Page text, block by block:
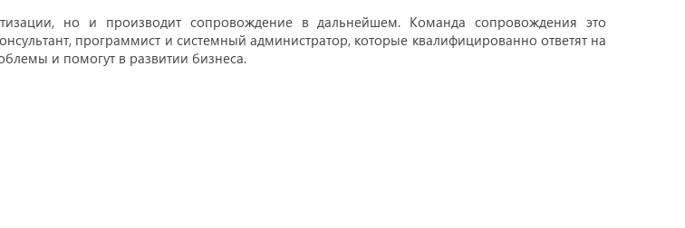
но и производит сопровождение в дальнейшем. Команда сопровождения это
программист и системный администратор, которые квалифицированно ответят на
и помогут в развитии бизнеса.